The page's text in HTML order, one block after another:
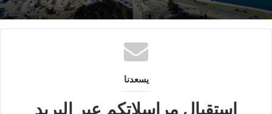
يسعدنا
استقبال مراسلاتكم عبر البريد